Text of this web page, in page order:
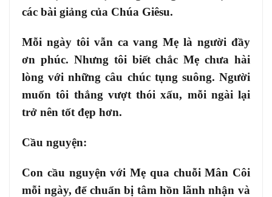
các bài giảng của Chúa Giêsu.
Mỗi ngày tôi vẫn ca vang Mẹ là người đầy
ơn phúc. Nhưng tôi biết chắc Mẹ chưa hài
lòng với những câu chúc tụng suông. Người
muốn tôi thắng vượt thói xấu, mỗi ngài lại
trở nên tốt đẹp hơn.
Cầu nguyện:
Con cầu nguyện với Mẹ qua chuỗi Mân Côi
mỗi ngày, để chuẩn bị tâm hồn lãnh nhận và